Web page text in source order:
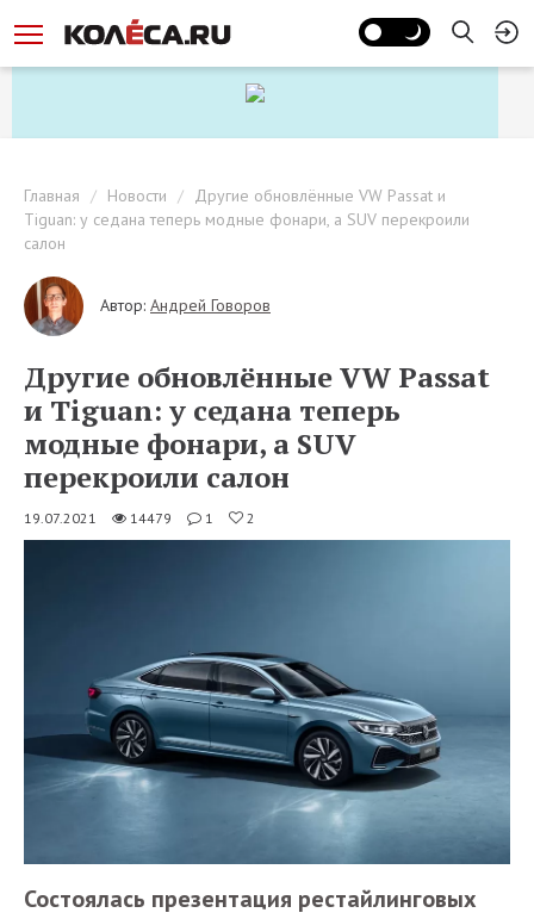
Главная Новости
Другие обновлённые VW Passat и
Tiguan: у седана теперь модные фонари, а SUV перекроили
салон
Автор: Андрей Говоров
Другие обновлённые VW Passat
и Tiguan: у седана теперь
модные фонари, а SUV
перекроили салон
19.07.2021 14479 1 2
Состоялась презентация рестайлинговых